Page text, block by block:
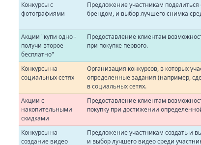
Конкурсы с
фотографиями
Предложение участникам
брендом, и выбор лучшего снимка
Акции "купи одно -
получи второе
бесплатно"
Предоставление клиентам
при покупке первого.
Конкурсы на
социальных сетях
Организация конкурсов, в которых
определенные задания (например,
в социальных сетях.
Акции с
накопительными
скидками
Предоставление клиентам
покупку при достижении
Конкурсы на
создание видео
Предложение участникам создать и
и выбор лучшего видео среди